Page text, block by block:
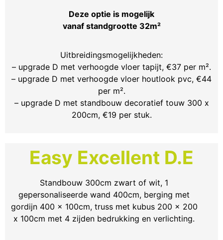
Deze optie is mogelijk
vanaf standgrootte 32m²
Uitbreidingsmogelijkheden:
– upgrade D met verhoogde vloer tapijt, €37 per m².
– upgrade D met verhoogde vloer houtlook pvc, €44
per m².
– upgrade D met standbouw decoratief touw 300 x
200cm, €19 per stuk.
Easy Excellent D.E
Standbouw 300cm zwart of wit, 1
gepersonaliseerde wand 400cm, berging met
gordijn 400 x 100cm, truss met kubus 200 x 200
x 100cm met 4 zijden bedrukking en verlichting.